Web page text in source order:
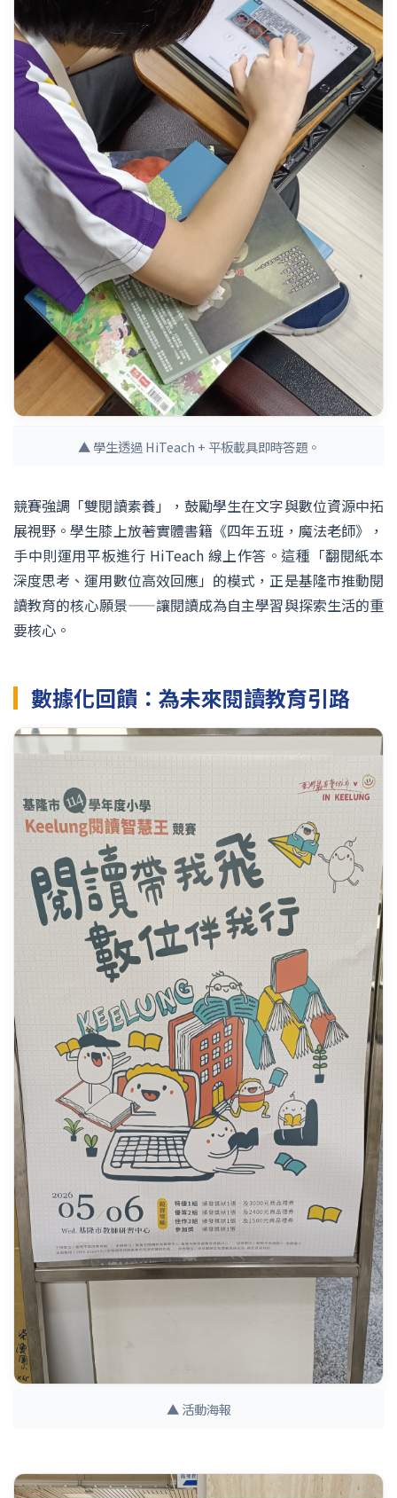
▲ 學生透過 HiTeach + 平板載具即時答題。
競賽強調「雙閱讀素養」，鼓勵學生在文字與數位資源中拓
展視野。學生膝上放著實體書籍《四年五班，魔法老師》，
手中則運用平板進行 HiTeach 線上作答。這種「翻閱紙本
深度思考、運用數位高效回應」的模式，正是基隆市推動閱
讀教育的核心願景——讓閱讀成為自主學習與探索生活的重
要核心。
數據化回饋：為未來閱讀教育引路
▲ 活動海報